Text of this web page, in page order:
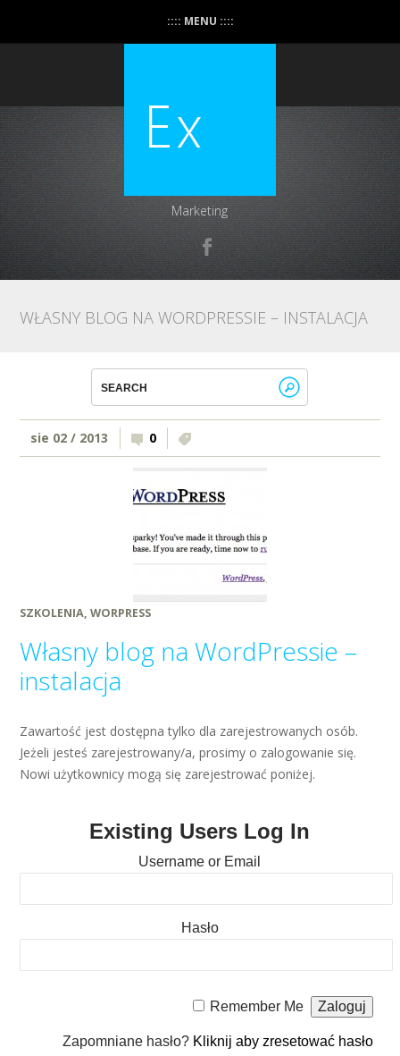
:::: MENU ::::
Marketing
WŁASNY BLOG NA WORDPRESSIE – INSTALACJA
sie 02 / 2013 0
SZKOLENIA,WORPRESS
Własny blog na WordPressie –
instalacja
Zawartość jest dostępna tylko dla zarejestrowanych osób.
Jeżeli jesteś zarejestrowany/a, prosimy o zalogowanie się.
Nowi użytkownicy mogą się zarejestrować poniżej.
Existing Users Log In
Username or Email
Hasło
Remember Me
Zapomniane hasło? Kliknij aby zresetować hasło